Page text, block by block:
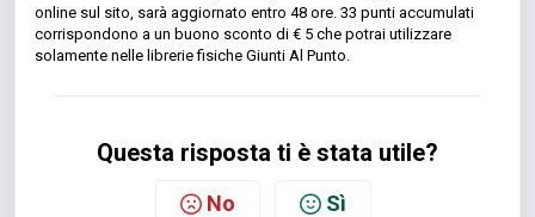
online sul sito, sarà aggiornato entro 48 ore. 33 punti accumulati
corrispondono a un buono sconto di € 5 che potrai utilizzare
solamente nelle librerie fisiche Giunti Al Punto.
Questa risposta ti è stata utile?
No Sì